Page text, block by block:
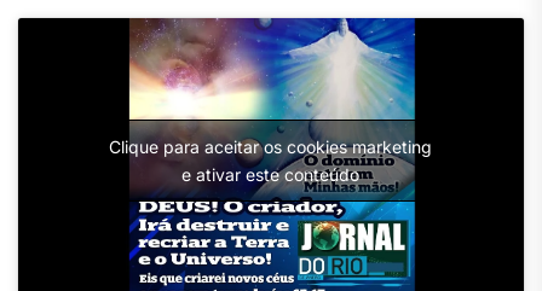
Clique para aceitar os cookies marketing
e ativar este conteúdo